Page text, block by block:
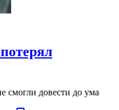
смогли довести до ума